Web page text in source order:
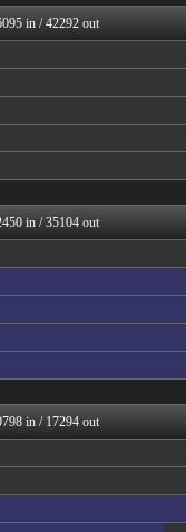
RE速報 -城プロR...
ゃぷ速報
ゃんねる
46まとめ 乃木りん...
め2ch
乃木坂46櫻坂46...
ゲーム速報＠刃
チョニュース
ウス速報＠ポケモンま...
ライト速報 -遊戯王...
ァルファモザイク＠ネ...
ンNEWS
すログ
ゃんねる
in / 42292 out
in / 35104 out
in / 17294 out